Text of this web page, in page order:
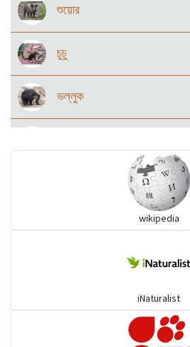
শুয়োর
চুচু
ভল্লুক
খাটাশ ও তার সহজাত
বন্য ছাগল,বন্য মহিষ ও তার সহজাত
wikipedia
iNaturalist